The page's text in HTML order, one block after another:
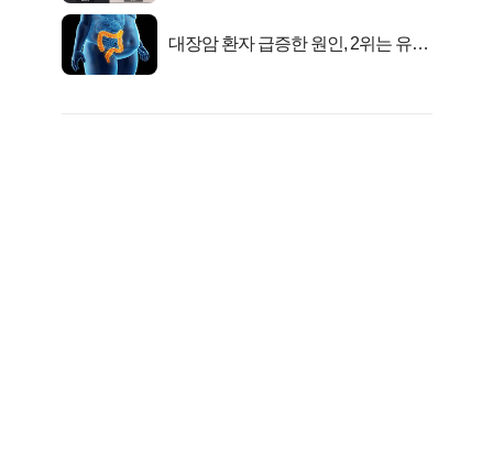
대장암 환자 급증한 원인, 2위는 유산